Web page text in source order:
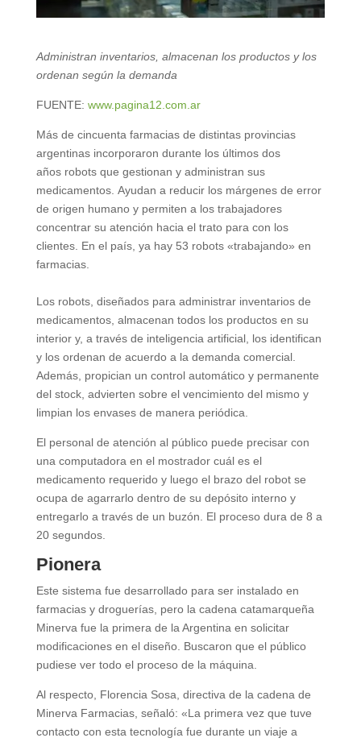
Administran inventarios, almacenan los productos y los
ordenan según la demanda
FUENTE: www.pagina12.com.ar
Más de cincuenta farmacias de distintas provincias
argentinas incorporaron durante los últimos dos
años robots que gestionan y administran sus
medicamentos. Ayudan a reducir los márgenes de error
de origen humano y permiten a los trabajadores
concentrar su atención hacia el trato para con los
clientes. En el país, ya hay 53 robots «trabajando» en
farmacias.
Los robots, diseñados para administrar inventarios de
medicamentos, almacenan todos los productos en su
interior y, a través de inteligencia artificial, los identifican
y los ordenan de acuerdo a la demanda comercial.
Además, propician un control automático y permanente
del stock, advierten sobre el vencimiento del mismo y
limpian los envases de manera periódica.
El personal de atención al público puede precisar con
una computadora en el mostrador cuál es el
medicamento requerido y luego el brazo del robot se
ocupa de agarrarlo dentro de su depósito interno y
entregarlo a través de un buzón. El proceso dura de 8 a
20 segundos.
Pionera
Este sistema fue desarrollado para ser instalado en
farmacias y droguerías, pero la cadena catamarqueña
Minerva fue la primera de la Argentina en solicitar
modificaciones en el diseño. Buscaron que el público
pudiese ver todo el proceso de la máquina.
Al respecto, Florencia Sosa, directiva de la cadena de
Minerva Farmacias, señaló: «La primera vez que tuve
contacto con esta tecnología fue durante un viaje a